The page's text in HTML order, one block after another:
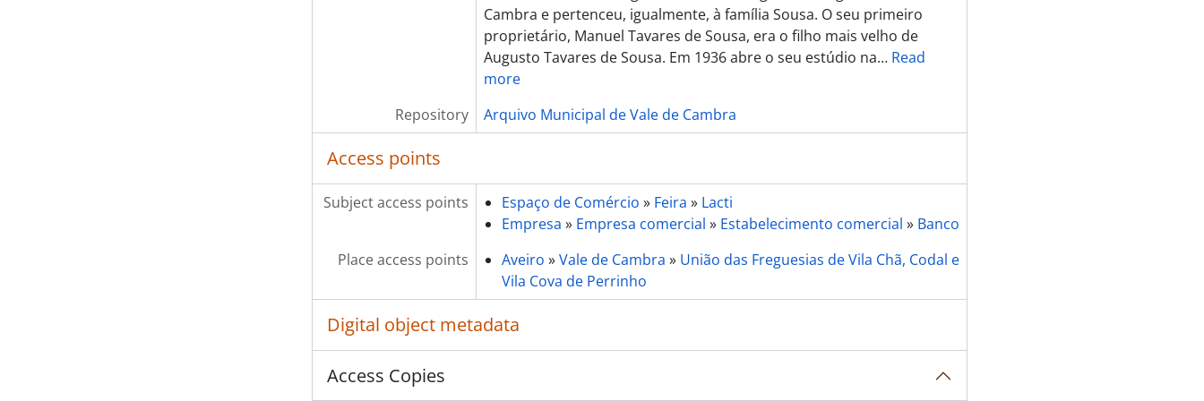
[Item] Lacti 79, visita do Ministro da Agricultura e Pescas e do Governador Civil de Aveiro
[Item] Lacti 79, visita do Ministro da Agricultura e Pescas e do Governador Civil de Aveiro
[Item] Lacti 79, visita do Ministro da Agricultura e Pescas e do Governador Civil de Aveiro
[Item] Lacti 79, visita do Ministro da Agricultura e Pescas e do Governador Civil de Aveiro
[Item] Lacti 79, visita do Ministro da Agricultura e Pescas e do Governador Civil de Aveiro
[Item] Lacti 79, visita do Ministro da Agricultura e Pescas e do Governador Civil de Aveiro
[Item] Lacti 79, visita do Ministro da Agricultura e Pescas e do Governador Civil de Aveiro
[Item] Lacti 79, visita do Ministro da Agricultura e Pescas e do Governador Civil de Aveiro
[Item] Lacti 79, visita do Ministro da Agricultura e Pescas e do Governador Civil de Aveiro
[Item] Lacti 79, visita do Ministro da Agricultura e Pescas e do Governador Civil de Aveiro
[Item] Lacti 79, visita do Ministro da Agricultura e Pescas e do Governador Civil de Aveiro
[Item] Lacti 79, visita do Ministro da Agricultura e Pescas e do Governador Civil de Aveiro
[Item] Lacti 79, visita do Ministro da Agricultura e Pescas e do Governador Civil de Aveiro
[Item] Lacti 79, visita do Ministro da Agricultura e Pescas e do Governador Civil de Aveiro
[Item] Lacti 79, visita do Ministro da Agricultura e Pescas e do Governador Civil de Aveiro
Cambra e pertenceu, igualmente, à família Sousa. O seu primeiro
proprietário, Manuel Tavares de Sousa, era o filho mais velho de
Augusto Tavares de Sousa. Em 1936 abre o seu estúdio na… Read
more
Repository
Arquivo Municipal de Vale de Cambra
Access points
Subject access points Espaço de Comércio » Feira » Lacti
Empresa » Empresa comercial » Estabelecimento comercial » Banco
Place access points
Aveiro »Vale de Cambra » União das Freguesias de Vila Chã, Codal e
Vila Cova de Perrinho
Digital object metadata
Access Copies